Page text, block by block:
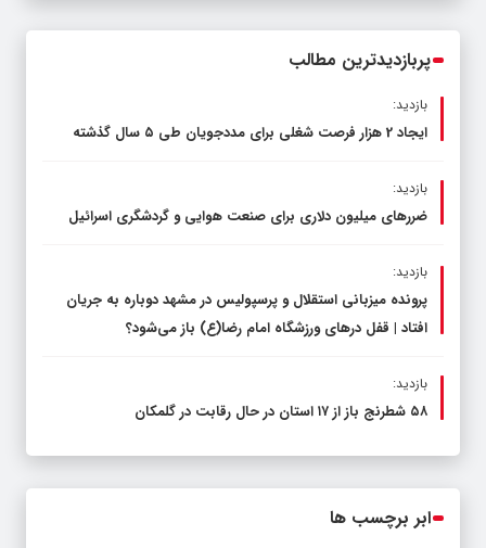
پربازدیدترین مطالب
بازدید:
ایجاد 2 هزار فرصت شغلی برای مددجویان طی ۵ سال گذشته
بازدید:
ضررهای میلیون دلاری برای صنعت هوایی و گردشگری اسرائیل
بازدید:
پرونده میزبانی استقلال و پرسپولیس در مشهد دوباره به جریان
افتاد | قفل در‌های ورزشگاه امام رضا(ع) باز می‌شود؟
بازدید:
۵۸ شطرنج‌ باز از ۱۷ استان در حال رقابت در گلمکان
ابر برچسب ها